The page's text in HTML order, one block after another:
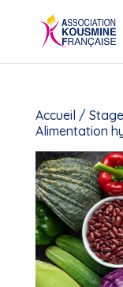
Accueil /
Alimentation